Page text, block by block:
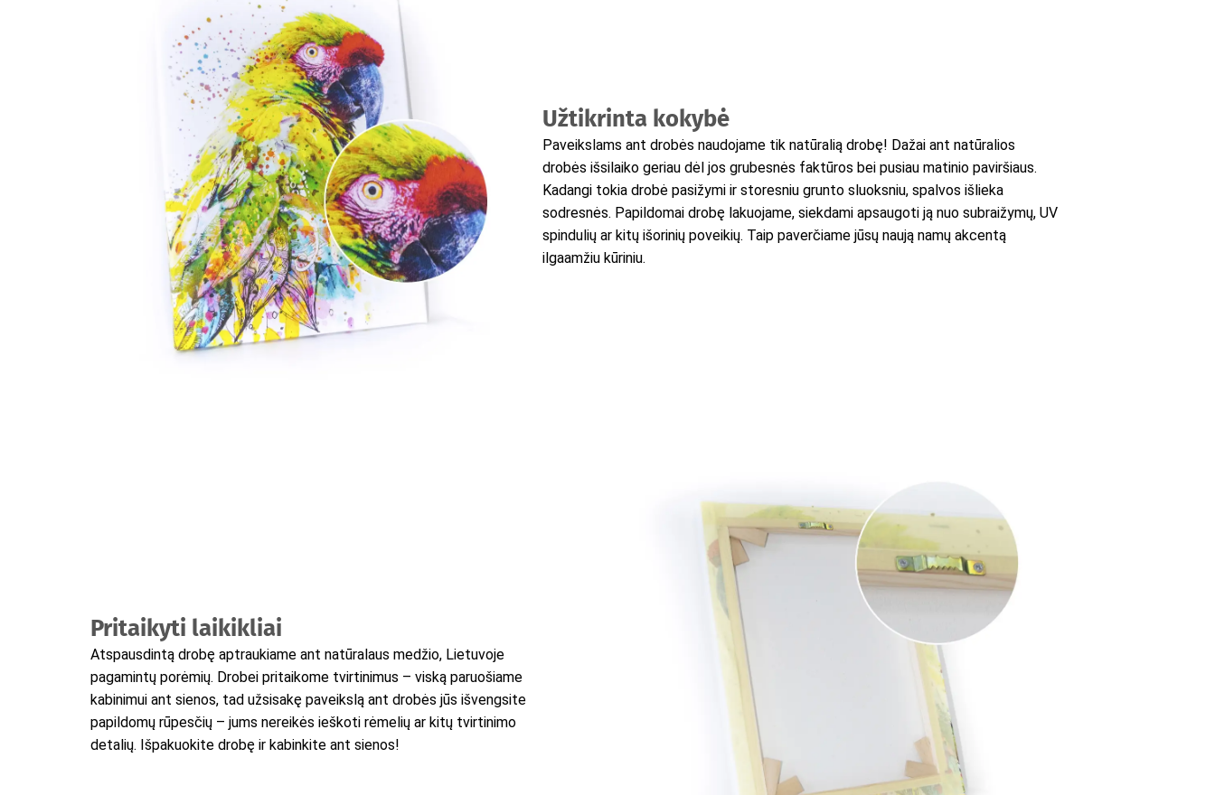
Užtikrinta kokybė
Paveikslams ant drobės naudojame tik natūralią drobę! Dažai ant natūralios
drobės išsilaiko geriau dėl jos grubesnės faktūros bei pusiau matinio paviršiaus.
Kadangi tokia drobė pasižymi ir storesniu grunto sluoksniu, spalvos išlieka
sodresnės. Papildomai drobę lakuojame, siekdami apsaugoti ją nuo subraižymų, UV
spindulių ar kitų išorinių poveikių. Taip paverčiame jūsų naują namų akcentą
ilgaamžiu kūriniu.
Pritaikyti laikikliai
Atspausdintą drobę aptraukiame ant natūralaus medžio, Lietuvoje
pagamintų porėmių. Drobei pritaikome tvirtinimus – viską paruošiame
kabinimui ant sienos, tad užsisakę paveikslą ant drobės jūs išvengsite
papildomų rūpesčių – jums nereikės ieškoti rėmelių ar kitų tvirtinimo
detalių. Išpakuokite drobę ir kabinkite ant sienos!